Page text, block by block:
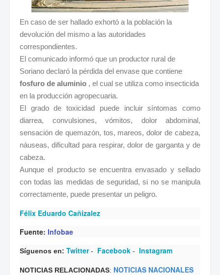
En caso de ser hallado exhortó a la población la
devolución del mismo a las autoridades
correspondientes.
El comunicado informó que un productor rural de
Soriano declaró la pérdida del envase que contiene
fosfuro de aluminio , el cual se utiliza como insecticida
en la producción agropecuaria.
El grado de toxicidad puede incluir síntomas como
diarrea, convulsiones, vómitos, dolor abdominal,
sensación de quemazón, tos, mareos, dolor de cabeza,
náuseas, dificultad para respirar, dolor de garganta y de
cabeza.
Aunque el producto se encuentra envasado y sellado
con todas las medidas de seguridad, si no se manipula
correctamente, puede presentar un peligro.
Félix Eduardo Cañizalez
Fuente: Infobae
Síguenos en: Twitter- Facebook - Instagram
NOTICIAS RELACIONADAS: NOTICIAS NACIONALES